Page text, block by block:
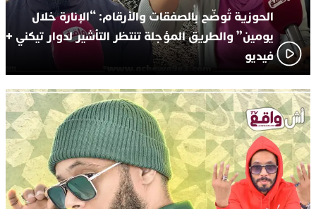
الحوزية تُوضّح بالصفقات والأرقام: “الإنارة خلال
يومين” والطريق المؤجلة تنتظر التأشير لدوار تيكني +
فيديو